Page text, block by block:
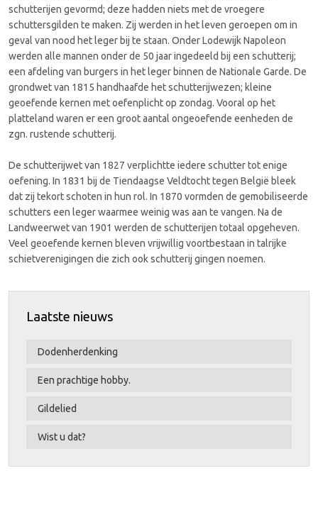
schutterijen gevormd; deze hadden niets met de vroegere
schuttersgilden te maken. Zij werden in het leven geroepen om in
geval van nood het leger bij te staan. Onder Lodewijk Napoleon
werden alle mannen onder de 50 jaar ingedeeld bij een schutterij;
een afdeling van burgers in het leger binnen de Nationale Garde. De
grondwet van 1815 handhaafde het schutterijwezen; kleine
geoefende kernen met oefenplicht op zondag. Vooral op het
platteland waren er een groot aantal ongeoefende eenheden de
zgn. rustende schutterij.
De schutterijwet van 1827 verplichtte iedere schutter tot enige
oefening. In 1831 bij de Tiendaagse Veldtocht tegen België bleek
dat zij tekort schoten in hun rol. In 1870 vormden de gemobiliseerde
schutters een leger waarmee weinig was aan te vangen. Na de
Landweerwet van 1901 werden de schutterijen totaal opgeheven.
Veel geoefende kernen bleven vrijwillig voortbestaan in talrijke
schietverenigingen die zich ook schutterij gingen noemen.
Laatste nieuws
Dodenherdenking
Een prachtige hobby.
Gildelied
Wist u dat?